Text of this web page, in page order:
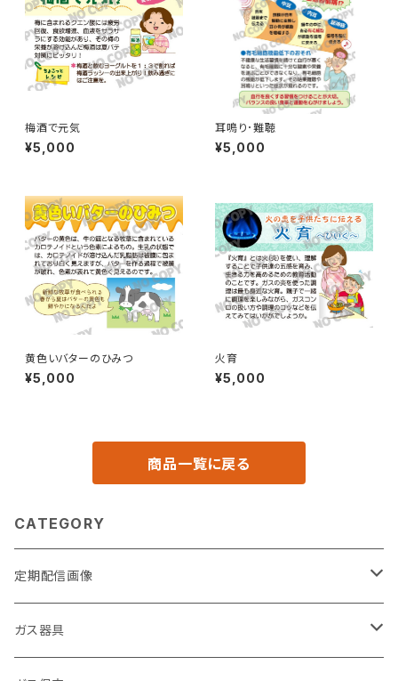
梅酒で元気
¥5,000
耳鳴り･難聴
¥5,000
黄色いバターのひみつ
¥5,000
火育
¥5,000
商品一覧に戻る
CATEGORY
定期配信画像
節約
ガス器具